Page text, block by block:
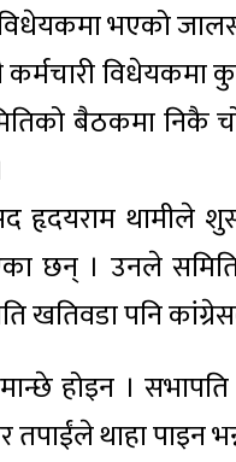
विधेयकमा भएको
कर्मचारी
बैठकमा निकै
हृदयराम थामीले
छन् । उनले
खतिवडा पनि
होइन ।
थाहा पाइन